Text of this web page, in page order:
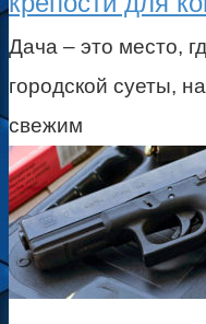
Дача – это место,
городской суеты,
свежим